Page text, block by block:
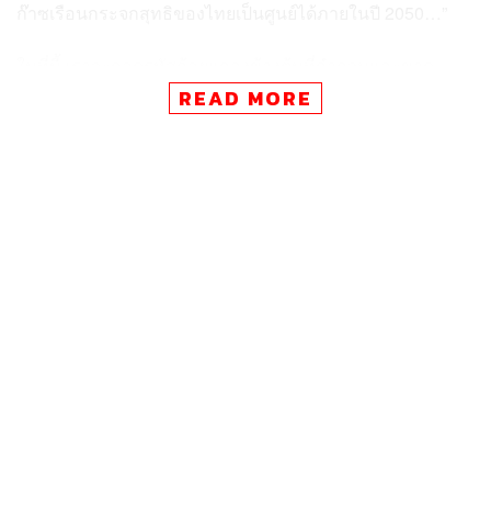
ความชัดเจน เพื่อทำความเข้าใจต่อจุดยืนและบทบาทของ
ประเทศไทย ในเรื่องปฏิบัติการด้านสภาพภูมิอากาศ
READ MORE